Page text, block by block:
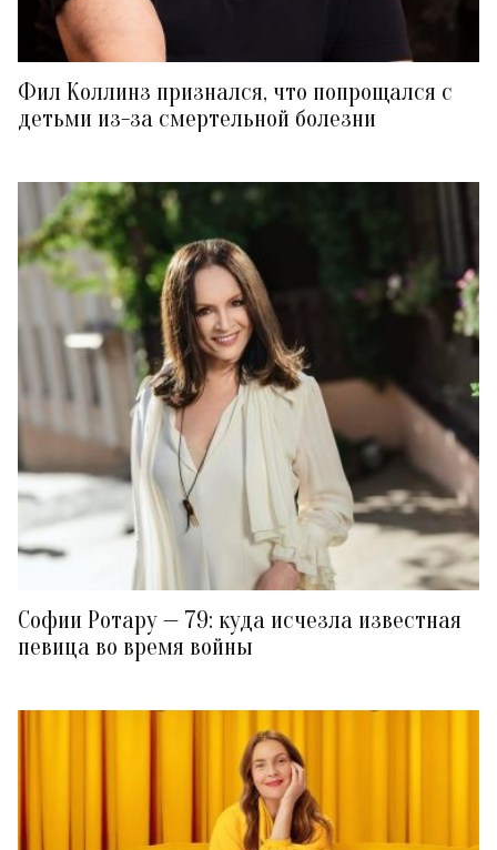
Фил Коллинз признался, что попрощался с
детьми из-за смертельной болезни
Софии Ротару — 79: куда исчезла известная
певица во время войны